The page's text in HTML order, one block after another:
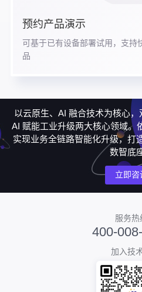
预约产品演示
可基于已有设备部署试用，支持
品
以云原生、AI 融合技术为核心，
AI 赋能工业升级两大核心领域。
实现业务全链路智能化升级，打
数智底
立即咨
服务热
400-
加入技